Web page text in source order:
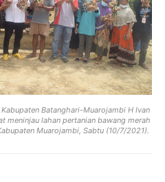
Batanghari-Muarojambi H Ivan
meninjau lahan pertanian bawang merah
Muarojambi, Sabtu (10/7/2021).